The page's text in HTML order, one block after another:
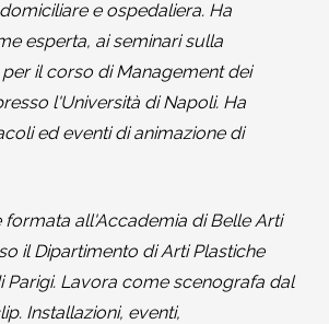
e ospedaliera. Ha
esperta, ai seminari sulla
il corso di Management dei
l'Università di Napoli. Ha
ed eventi di animazione di
formata all'Accademia di Belle Arti
il Dipartimento di Arti Plastiche
Parigi. Lavora come scenografa dal
Installazioni, eventi,